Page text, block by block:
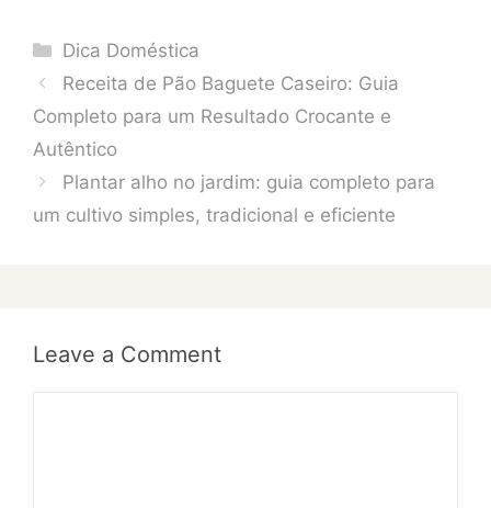
Categories
Dica Doméstica
Receita de Pão Baguete Caseiro: Guia
Completo para um Resultado Crocante e
Autêntico
Plantar alho no jardim: guia completo para
um cultivo simples, tradicional e eficiente
Leave a Comment